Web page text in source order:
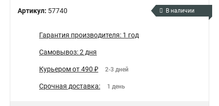
Артикул: 57740 В наличии
Гарантия производителя: 1 год
Самовывоз: 2 дня
Курьером от 490 ₽ 2-3 дней
Срочная доставка: 1 день